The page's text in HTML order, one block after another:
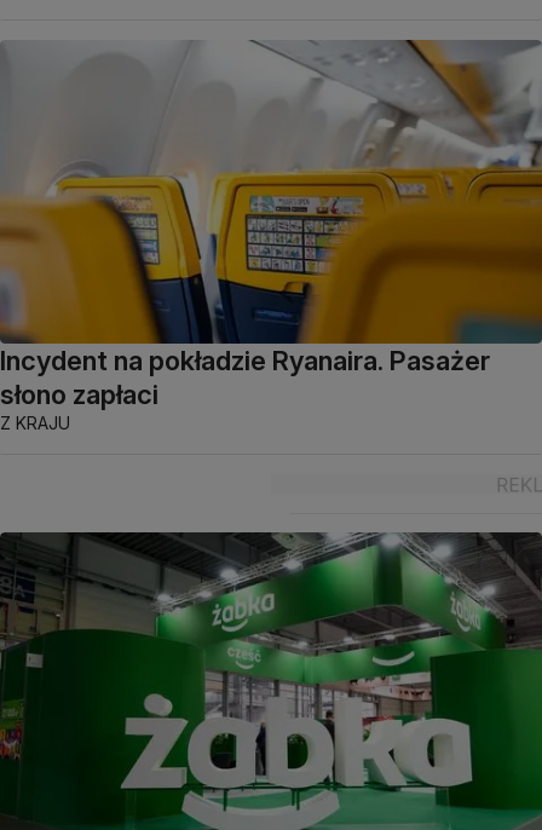
Incydent na pokładzie Ryanaira. Pasażer
słono zapłaci
Z KRAJU